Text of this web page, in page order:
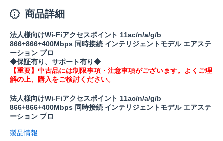
商品詳細
法人様向けWi-Fiアクセスポイント 11ac/n/a/g/b
866+866+400Mbps 同時接続 インテリジェントモデル エアステ
ーション プロ
◆保証有り、サポート有り◆
【重要】中古品には制限事項・注意事項がございます。よくご理
解の上、購入をご検討ください。
法人様向けWi-Fiアクセスポイント 11ac/n/a/g/b
866+866+400Mbps 同時接続 インテリジェントモデル エアステ
ーション プロ
製品情報